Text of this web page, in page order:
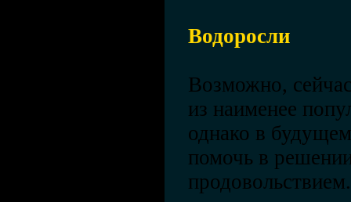
Водоросли
Возможно,
из наименее
однако в
помочь в